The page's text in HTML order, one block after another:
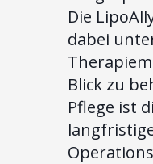
Die
dabei
Blick zu
Pflege ist